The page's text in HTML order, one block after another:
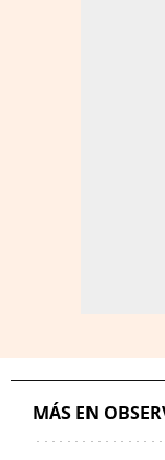
MÁS EN